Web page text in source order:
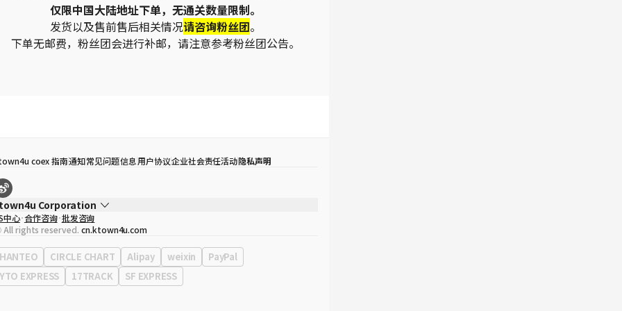
仅限中国大陆地址下单，无通关数量限制。
发货以及售前售后相关情况请咨询粉丝团。
下单无邮费，粉丝团会进行补邮，请注意参考粉丝团公告。
coex 指南通知常见问题信息用户协议企业社会责任活动隐私声明
Corporation
宋効珉
业执照 120-87-71116
地址 首尔特别市 江南区 岭东大路 513号 3楼 （三成洞， coex)
中心 合作咨询 批发咨询
rights reserved. cn.ktown4u.com
HANTEO CIRCLE CHART Alipay weixin
PayPal
YTO EXPRESS
17TRACK SF EXPRESS